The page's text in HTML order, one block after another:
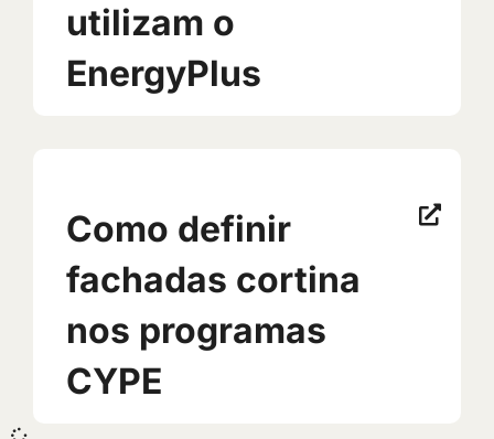
utilizam o
EnergyPlus
Como definir
fachadas cortina
nos programas
CYPE